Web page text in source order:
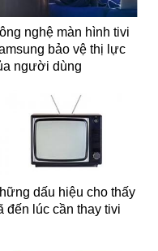
nghệ màn hình tivi
bảo vệ thị lực
người dùng
dấu hiệu cho thấy
đến lúc cần thay tivi